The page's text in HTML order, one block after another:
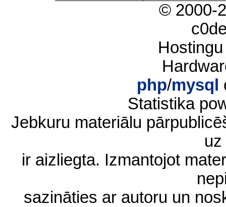
© 2000-
php/mysql
Statistika
Jebkuru materiālu
ir aizliegta. Izmantojot
sazināties ar autoru un